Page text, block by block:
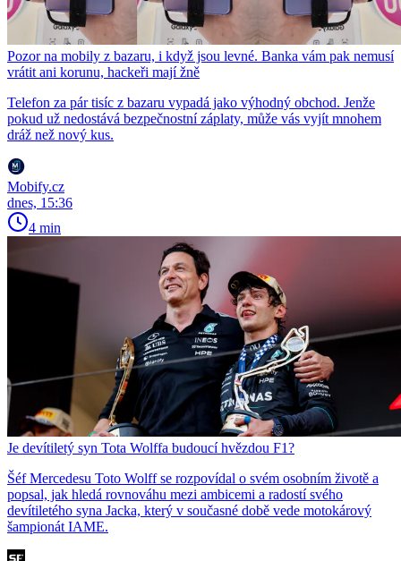
Pozor na mobily z bazaru, i když jsou levné. Banka vám pak nemusí
vrátit ani korunu, hackeři mají žně
Telefon za pár tisíc z bazaru vypadá jako výhodný obchod. Jenže
pokud už nedostává bezpečnostní záplaty, může vás vyjít mnohem
dráž než nový kus.
Mobify.cz
dnes, 15:36
4 min
Je devítiletý syn Tota Wolffa budoucí hvězdou F1?
Šéf Mercedesu Toto Wolff se rozpovídal o svém osobním životě a
popsal, jak hledá rovnováhu mezi ambicemi a radostí svého
devítiletého syna Jacka, který v současné době vede motokárový
šampionát IAME.